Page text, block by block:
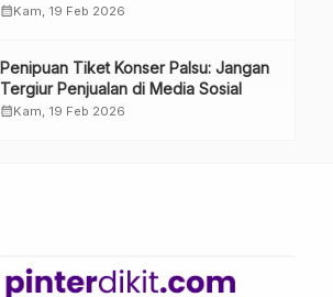
calendar_monthKam, 19 Feb 2026
Penipuan Tiket Konser Palsu: Jangan
Tergiur Penjualan di Media Sosial
calendar_monthKam, 19 Feb 2026